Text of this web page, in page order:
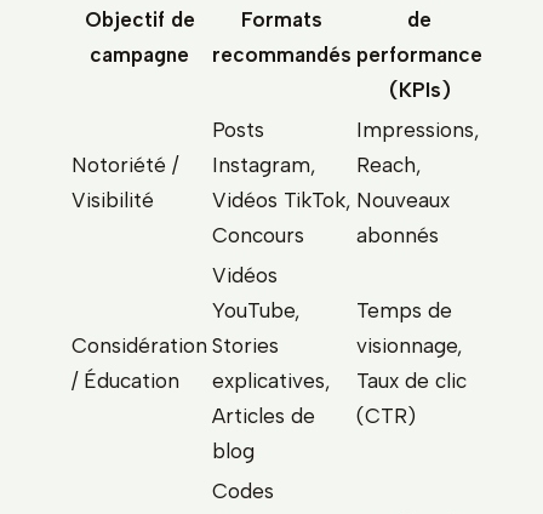
Objectif de
campagne
Formats
recommandés
de
performance
(KPIs)
Notoriété /
Visibilité
Posts
Instagram,
Vidéos TikTok,
Concours
Impressions,
Reach,
Nouveaux
abonnés
Considération
/ Éducation
Vidéos
YouTube,
Stories
explicatives,
Articles de
blog
Temps de
visionnage,
Taux de clic
(CTR)
Codes